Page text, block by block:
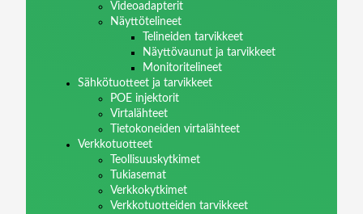
Videoadapterit
Näyttötelineet
Telineiden tarvikkeet
Näyttövaunut ja tarvikkeet
Monitoritelineet
Sähkötuotteet ja tarvikkeet
POE injektorit
Virtalähteet
Tietokoneiden virtalähteet
Verkkotuotteet
Teollisuuskytkimet
Tukiasemat
Verkkokytkimet
Verkkotuotteiden tarvikkeet